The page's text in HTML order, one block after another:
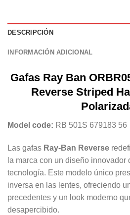
DESCRIPCIÓN
INFORMACIÓN ADICIONAL
Gafas Ray Ban
Reverse Striped
Model code: RB 501S 679183 56
Las gafas Ray-Ban Reverse
la marca con un diseño innovador
tecnología. Este modelo único
inversa en las lentes, ofreciendo
precedentes y un look moderno
desapercibido.